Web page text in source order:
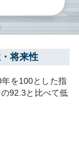
将来性
年を100とした指
92.3と比べて低